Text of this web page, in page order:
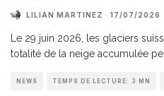
LILIAN MARTINEZ · 17/07/2026
Le 29 juin 2026, les glaciers
totalité de la neige accumulée
NEWS TEMPS DE LECTURE: 3 MN